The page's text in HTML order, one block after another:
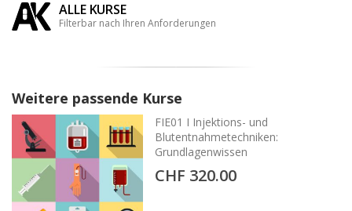
ALLE KURSE
Filterbar nach Ihren Anforderungen
Weitere passende Kurse
FIE01 I Injektions- und
Blutentnahmetechniken:
Grundlagenwissen
CHF 320.00